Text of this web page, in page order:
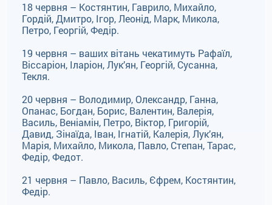
18 червня – Костянтин, Гаврило, Михайло,
Гордій, Дмитро, Ігор, Леонід, Марк, Микола,
Петро, Георгій, Федір.
19 червня – ваших вітань чекатимуть Рафаїл,
Віссаріон, Іларіон, Лук’ян, Георгій, Сусанна,
Текля.
20 червня – Володимир, Олександр, Ганна,
Опанас, Богдан, Борис, Валентин, Валерія,
Василь, Веніамін, Петро, Віктор, Григорій,
Давид, Зінаїда, Іван, Ігнатій, Калерія, Лук’ян,
Марія, Михайло, Микола, Павло, Степан, Тарас,
Федір, Федот.
21 червня – Павло, Василь, Єфрем, Костянтин,
Федір.